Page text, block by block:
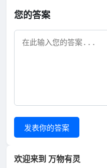
您的答案
发表你的答案
欢迎来到 万物有灵